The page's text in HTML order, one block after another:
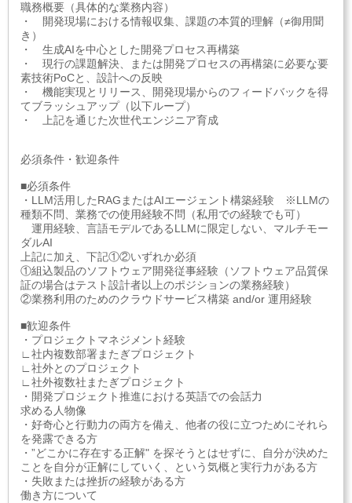
職務概要（具体的な業務内容）
・ 開発現場における情報収集、課題の本質的理解（≠御用聞
き）
・ 生成AIを中心とした開発プロセス再構築
・ 現行の課題解決、または開発プロセスの再構築に必要な要
素技術PoCと、設計への反映
・ 機能実現とリリース、開発現場からのフィードバックを得
てブラッシュアップ（以下ループ）
・ 上記を通じた次世代エンジニア育成
必須条件・歓迎条件
■必須条件
・LLM活用したRAGまたはAIエージェント構築経験 ※LLMの
種類不問、業務での使用経験不問（私用での経験でも可）
運用経験、言語モデルであるLLMに限定しない、マルチモー
ダルAI
上記に加え、下記①②いずれか必須
①組込製品のソフトウェア開発従事経験（ソフトウェア品質保
証の場合はテスト設計者以上のポジションの業務経験）
②業務利用のためのクラウドサービス構築 and/or 運用経験
■歓迎条件
・プロジェクトマネジメント経験
∟社内複数部署またぎプロジェクト
∟社外とのプロジェクト
∟社外複数社またぎプロジェクト
・開発プロジェクト推進における英語での会話力
求める人物像
・好奇心と行動力の両方を備え、他者の役に立つためにそれら
を発露できる方
・”どこかに存在する正解" を探そうとはせずに、自分が決めた
ことを自分が正解にしていく、という気概と実行力がある方
・失敗または挫折の経験がある方
働き方について